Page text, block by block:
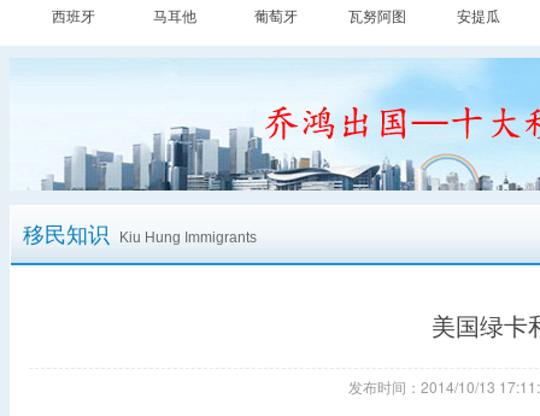
西班牙 马耳他 葡萄牙 瓦努阿图 安提瓜
移民知识 Kiu Hung Immigrants
美国绿卡
发布时间：2014/10/13